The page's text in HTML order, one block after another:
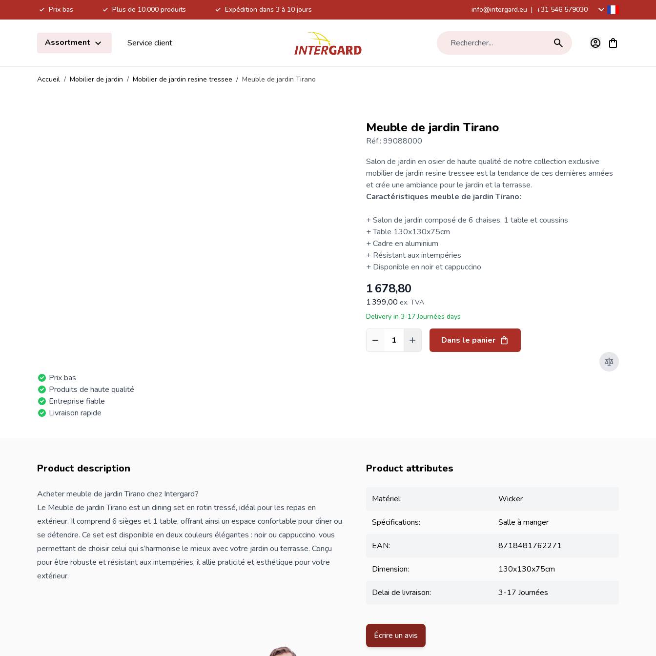
Prix bas Plus de 10.000 produits Expédition dans 3 à 10 jours info@intergard.eu | +31 546 579030
Assortment
Service client Rechercher... Voir le
Accueil / Mobilier de jardin / Mobilier de jardin resine tressee / Meuble de jardin Tirano
Prix bas
Produits de haute qualité
Entreprise fiable
Livraison rapide
Meuble de jardin Tirano
Réf.: 99088000
Salon de jardin en osier de haute qualité de notre collection exclusive
mobilier de jardin resine tressee est la tendance de ces dernières années
et crée une ambiance pour le jardin et la terrasse.
Caractéristiques meuble de jardin Tirano:
+ Salon de jardin composé de 6 chaises, 1 table et coussins
+ Table 130x130x75cm
+ Cadre en aluminium
+ Résistant aux intempéries
+ Disponible en noir et cappuccino
1 678,80
1 399,00 ex. TVA
Delivery in 3-17 Journées days
Quantité Dans le panier
Product description
Acheter meuble de jardin Tirano chez Intergard?
Le Meuble de jardin Tirano est un dining set en rotin tressé, idéal pour les repas en
extérieur. Il comprend 6 sièges et 1 table, offrant ainsi un espace confortable pour dîner ou
se détendre. Ce set est disponible en deux couleurs élégantes : noir ou cappuccino, vous
permettant de choisir celui qui s’harmonise le mieux avec votre jardin ou terrasse. Conçu
pour être robuste et résistant aux intempéries, il allie praticité et esthétique pour votre
extérieur.
Product attributes
Matériel: Wicker
Spécifications: Salle à manger
EAN: 8718481762271
Dimension: 130x130x75cm
Delai de livraison: 3-17 Journées
Écrire un avis